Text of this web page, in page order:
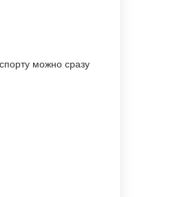
можно сразу